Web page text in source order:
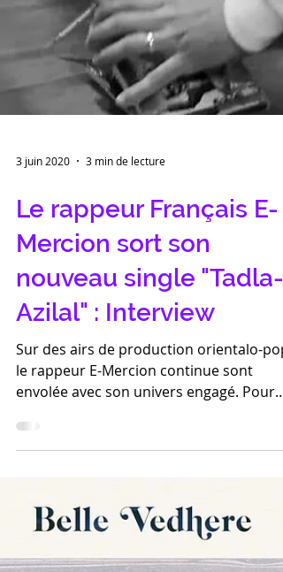
3 juin 2020 3 min de lecture
Le rappeur Français E-
Mercion sort son
Azilal" : Interview
Sur des airs de production orientalo-pop,